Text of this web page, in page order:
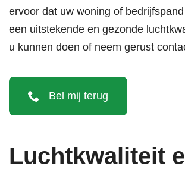
ervoor dat uw woning of
een uitstekende en gezonde
u kunnen doen of neem gerust
Bel mij terug
Luchtkwaliteit